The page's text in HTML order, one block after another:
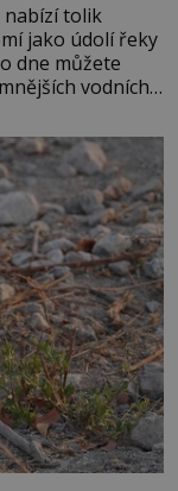
nabízí tolik
jako údolí řeky
dne můžete
vodních
památek ve